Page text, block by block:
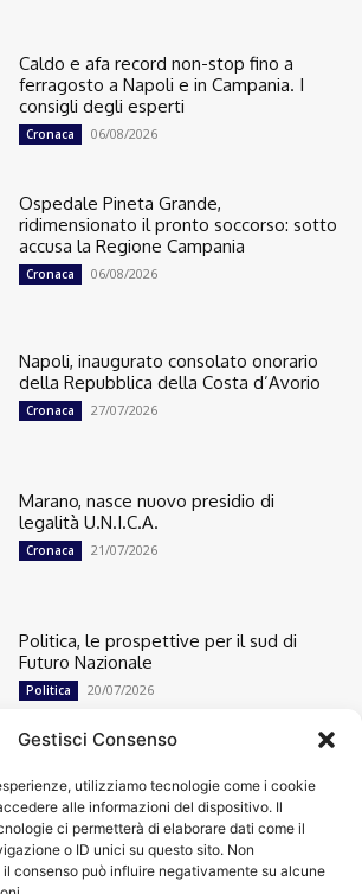
Gestisci Consenso
utilizziamo tecnologie come i cookie
alle informazioni del dispositivo. Il
ci permetterà di elaborare dati come il
o ID unici su questo sito. Non
consenso può influire negativamente su alcune
Caldo e afa record non-stop fino a
ferragosto a Napoli e in Campania. I
consigli degli esperti
Cronaca 06/08/2026
Ospedale Pineta Grande,
ridimensionato il pronto soccorso: sotto
accusa la Regione Campania
Cronaca 06/08/2026
Napoli, inaugurato consolato onorario
della Repubblica della Costa d’Avorio
Cronaca 27/07/2026
Marano, nasce nuovo presidio di
legalità U.N.I.C.A.
Cronaca 21/07/2026
Politica, le prospettive per il sud di
Futuro Nazionale
Politica 20/07/2026
13492
7299
4208